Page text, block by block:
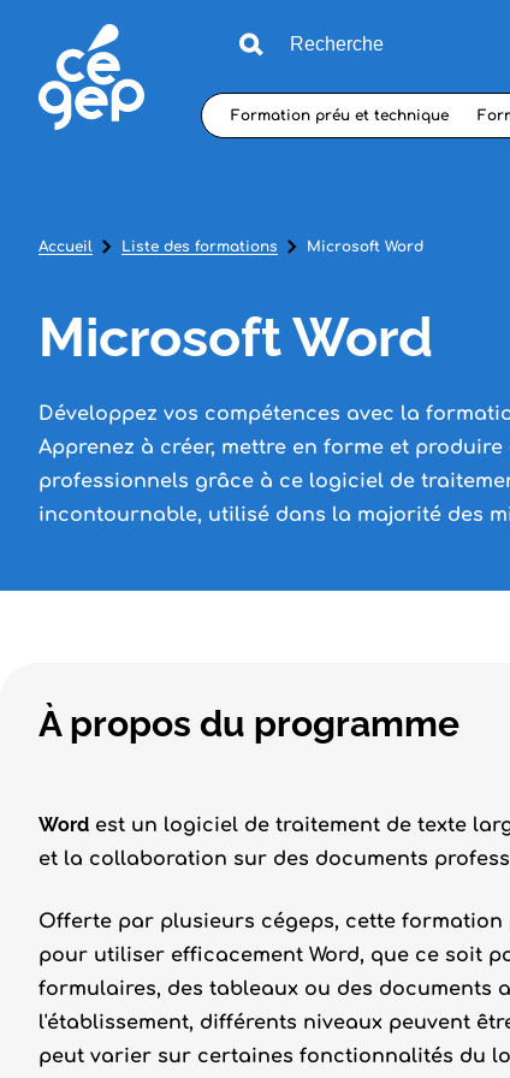
Formation préu et technique
Accueil Liste des formations Microsoft Word
Microsoft Word
Développez vos compétences avec la
Apprenez à créer, mettre en forme et produire
professionnels grâce à ce logiciel de
incontournable, utilisé dans la majorité des
À propos du programme
Word est un logiciel de traitement de texte
et la collaboration sur des documents
Offerte par plusieurs cégeps, cette
pour utiliser efficacement Word, que ce soit
formulaires, des tableaux ou des documents
l'établissement, différents niveaux peuvent
peut varier sur certaines fonctionnalités du